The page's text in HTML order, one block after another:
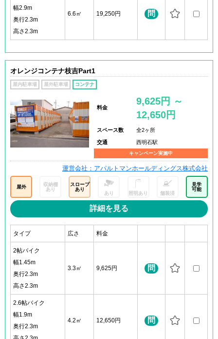
幅2.9m
奥行2.3m
高さ2.3m
6.6㎡ 19,250円 問
オレンジコンテナ枝吉Part1
屋内駐車場 屋外駐車場 コンテナ
料金
9,625円 ～
12,650円
スペース数 全2ヶ所
交通 西明石駅
キャンペーン実施中
運営会社：アパルトマンホールディングス株式会社
屋外
収納棚
あり
スロープ
あり
あり 照明あり 舗装済
見学
可能
詳細を見る
タイプ 広さ 料金
2帖バイク
幅1.45m
奥行2.3m
高さ2.3m
3.3㎡ 9,625円 問
2.6帖バイク
幅1.9m
奥行2.3m
4.2㎡ 12,650円 問